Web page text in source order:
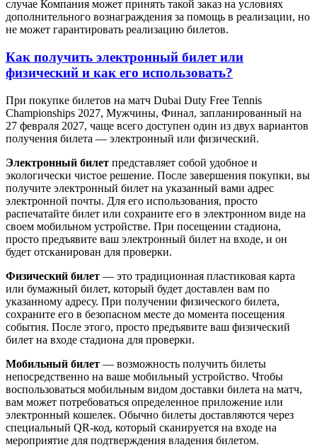
случае Компания может принять такой заказ на условиях
дополнительного вознаграждения за помощь в реализации, но
не может гарантировать реализацию билетов.
Как получить электронный билет или
физический и как его использовать?
При покупке билетов на матч Dubai Duty Free Tennis
Championships 2027, Мужчины, Финал, запланированный на
27 февраля 2027, чаще всего доступен один из двух вариантов
получения билета — электронный или физический.
Электронный билет представляет собой удобное и
экологически чистое решение. После завершения покупки, вы
получите электронный билет на указанный вами адрес
электронной почты. Для его использования, просто
распечатайте билет или сохраните его в электронном виде на
своем мобильном устройстве. При посещении стадиона,
просто предъявите ваш электронный билет на входе, и он
будет отсканирован для проверки.
Физический билет — это традиционная пластиковая карта
или бумажный билет, который будет доставлен вам по
указанному адресу. При получении физического билета,
сохраните его в безопасном месте до момента посещения
события. После этого, просто предъявите ваш физический
билет на входе стадиона для проверки.
Мобильный билет — возможность получить билеты
непосредственно на ваше мобильный устройство. Чтобы
воспользоваться мобильным видом доставки билета на матч,
вам может потребоваться определенное приложение или
электронный кошелек. Обычно билеты доставляются через
специальный QR-код, который сканируется на входе на
мероприятие для подтверждения владения билетом.